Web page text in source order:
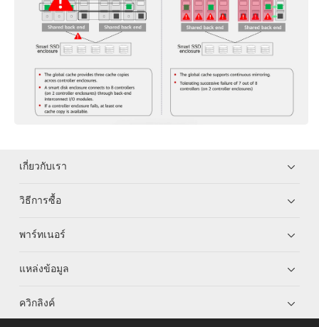
เกี่ยวกับเรา
วิธีการซื้อ
พาร์ทเนอร์
แหล่งข้อมูล
ควิกลิงค์